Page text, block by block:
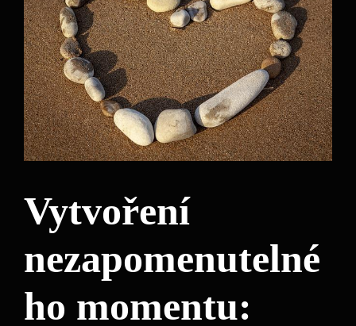
Vytvoření
nezapomenutelné
ho momentu: